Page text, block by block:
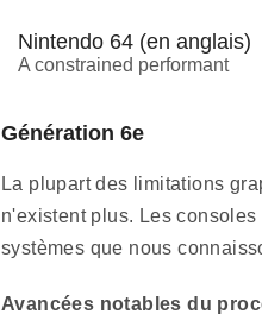
Nintendo 64 (en anglais)
A constrained performant
Génération 6e
La plupart des limitations
n'existent plus. Les
systèmes que nous
Avancées notables du